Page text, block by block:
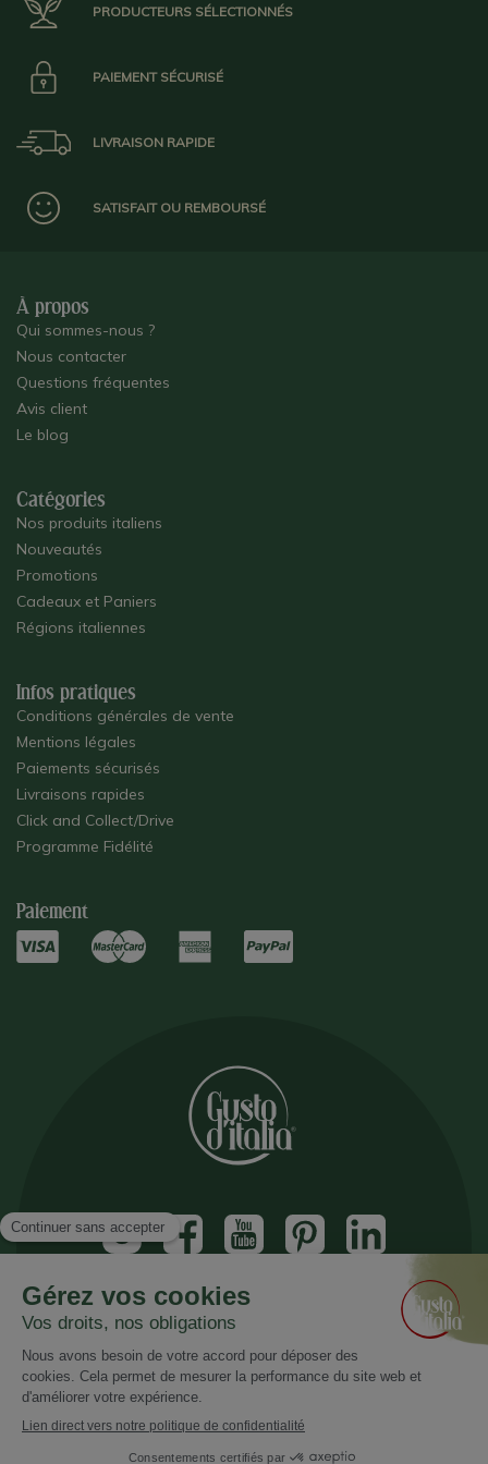
PRODUCTEURS SÉLECTIONNÉS
PAIEMENT SÉCURISÉ
LIVRAISON RAPIDE
SATISFAIT OU REMBOURSÉ
À propos
Qui sommes-nous ?
Nous contacter
Questions fréquentes
Avis client
Le blog
Catégories
Nos produits italiens
Nouveautés
Promotions
Cadeaux et Paniers
Régions italiennes
Infos pratiques
Conditions générales de vente
Mentions légales
Paiements sécurisés
Livraisons rapides
Click and Collect/Drive
Programme Fidélité
Paiement
Inscrivez vous à notre newsletter
Recevez nos nouveautés et promotions
Email